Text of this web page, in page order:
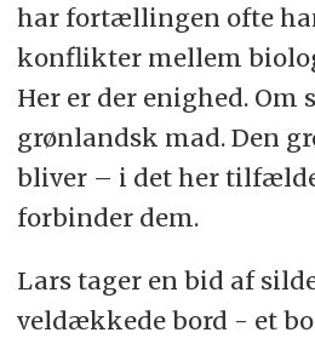
har fortællingen ofte
konflikter mellem
Her er der enighed. Om
grønlandsk mad. Den
bliver – i det her
forbinder dem.
Lars tager en bid af
veldækkede bord - et